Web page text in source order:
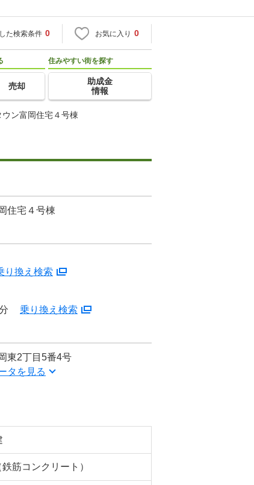
た検索条件 0 お気に入り 0
売却
住みやすい街を探す
助成金
情報
ン富岡住宅４号棟
住宅４号棟
り換え検索
乗り換え検索
東2丁目5番4号
タを見る
筋コンクリート）